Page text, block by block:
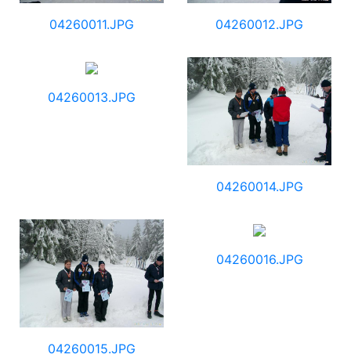
04260011.JPG 04260012.JPG
04260013.JPG
04260014.JPG
04260015.JPG
04260016.JPG